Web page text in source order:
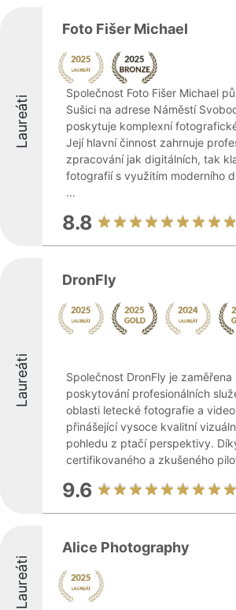
Laureáti
Foto Fišer Michael
Společnost Foto Fišer Michael
Sušici na adrese Náměstí
poskytuje komplexní
Její hlavní činnost zahrnuje
zpracování jak digitálních, tak
fotografií s využitím moderního
...
8.8
Laureáti
DronFly
Společnost DronFly je zaměřena
poskytování profesionálních
oblasti letecké fotografie a
přinášející vysoce kvalitní
pohledu z ptačí perspektivy.
certifikovaného a zkušeného
9.6
Laureáti
Alice Photography